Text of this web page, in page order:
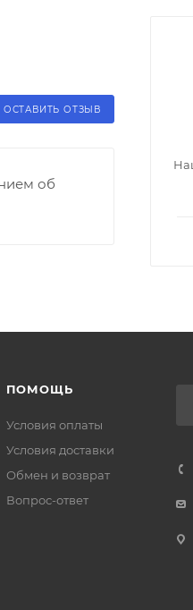
ОСТАВИТЬ ОТЗЫВ
об
ПОМОЩЬ
Условия оплаты
Условия доставки
Обмен и возврат
Вопрос-ответ